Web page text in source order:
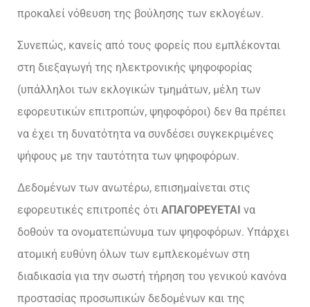
προκαλεί νόθευση της βούλησης των εκλογέων.
Συνεπώς, κανείς από τους φορείς που εμπλέκονται
στη διεξαγωγή της ηλεκτρονικής ψηφοφορίας
(υπάλληλοι των εκλογικών τμημάτων, μέλη των
εφορευτικών επιτροπών, ψηφοφόροι) δεν θα πρέπει
να έχει τη δυνατότητα να συνδέσει συγκεκριμένες
ψήφους με την ταυτότητα των ψηφοφόρων.
Δεδομένων των ανωτέρω, επισημαίνεται στις
εφορευτικές επιτροπές ότι ΑΠΑΓΟΡΕΥΕΤΑΙ να
δοθούν τα ονοματεπώνυμα των ψηφοφόρων. Υπάρχει
ατομική ευθύνη όλων των εμπλεκομένων στη
διαδικασία για την σωστή τήρηση του γενικού κανόνα
προστασίας προσωπικών δεδομένων και της